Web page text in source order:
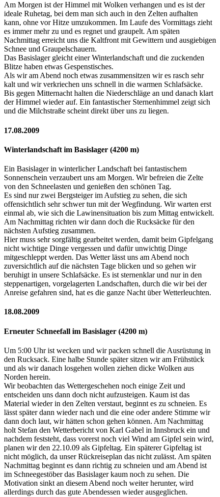
Am Morgen ist der Himmel mit Wolken verhangen und es ist der
ideale Ruhetag, bei dem man sich auch in den Zelten aufhalten
kann, ohne vor Hitze umzukommen. Im Laufe des Vormittags zieht
es immer mehr zu und es regnet und graupelt. Am späten
Nachmittag erreicht uns die Kaltfront mit Gewittern und ausgiebigen
Schnee und Graupelschauern.
Das Basislager gleicht einer Winterlandschaft und die zuckenden
Blitze haben etwas Gespenstisches.
Als wir am Abend noch etwas zusammensitzen wir es rasch sehr
kalt und wir verkriechen uns schnell in die warmen Schlafsäcke.
Bis gegen Mitternacht halten die Niederschläge an und danach klart
der Himmel wieder auf. Ein fantastischer Sternenhimmel zeigt sich
und die Milchstraße scheint direkt über uns zu liegen.
17.08.2009
Winterlandschaft im Basislager (4200 m)
Ein Basislager in winterlicher Landschaft bei fantastischem
Sonnenschein verzaubert uns am Morgen. Wir befreien die Zelte
von den Schneelasten und genießen den schönen Tag.
Es sind nur zwei Bergsteiger im Aufstieg zu sehen, die sich
offensichtlich sehr schwer tun mit der Wegfindung. Wir warten erst
einmal ab, wie sich die Lawinensituation bis zum Mittag entwickelt.
Am Nachmittag richten wir dann doch die Rucksäcke für den
nächsten Aufstieg zusammen.
Hier muss sehr sorgfältig gearbeitet werden, damit beim Gipfelgang
nicht wichtige Dinge vergessen und dafür unwichtig Dinge
mitgeschleppt werden. Das Wetter lässt uns am Abend noch
zuversichtlich auf die nächsten Tage blicken und so gehen wir
beruhigt in unsere Schlafsäcke. Es ist sternenklar und nur in den
steppenartigen, vorgelagerten Landschaften, durch die wir bei der
Anreise gefahren sind, hat es die ganze Nacht über Wetterleuchten.
18.08.2009
Erneuter Schneefall im Basislager (4200 m)
Um 5:00 Uhr ist wecken und wir packen schnell die Ausrüstung in
den Rucksack. Eine halbe Stunde später sitzen wir am Frühstück
und als wir danach losgehen wollen ziehen dicke Wolken aus
Norden herein.
Wir beobachten das Wettergeschehen noch einige Zeit und
entscheiden uns dann doch nicht aufzusteigen. Kaum ist das
Material wieder in den Zelten verstaut, beginnt es zu schneien. Es
lässt später dann wieder nach und die eine oder andere Stimme wir
dann doch laut, wir hätten schon gehen können. Am Nachmittag
holt Stefan den Wetterbericht von Karl Gabel in Innsbruck ein und
nachdem feststeht, dass vorerst noch viel Wind am Gipfel sein wird,
planen wir den 22.10.09 als Gipfeltag. Ein späterer Gipfeltag ist
nicht möglich, da unser Rückreiseplan das nicht zulässt. Am späten
Nachmittag beginnt es dann richtig zu schneien und am Abend ist
im Schneegestöber das Basislager kaum noch zu sehen. Die
Motivation sinkt an diesem Abend noch weiter herunter, wird
allerdings durch das gute Abendessen wieder ausgeglichen.